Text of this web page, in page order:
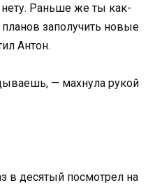
Раньше же ты как-
заполучить новые
Антон.
— махнула рукой
в десятый посмотрел на